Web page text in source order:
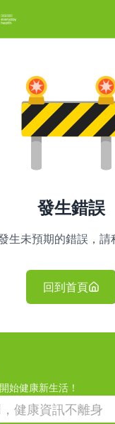
發生錯誤
生未預期的錯誤，請
回到首頁
始健康新生活！